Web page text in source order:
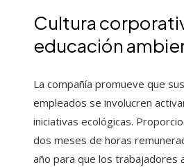
Cultura
educación
La compañía promueve que sus
empleados se involucren
iniciativas ecológicas.
dos meses de horas
año para que los trabajadores